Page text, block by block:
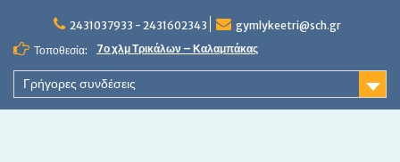
2431037933 - 2431602343
gymlykeetri@sch.gr
Τοποθεσία:
7ο χλμ Τρικάλων – Καλαμπάκας
Γρήγορες συνδέσεις